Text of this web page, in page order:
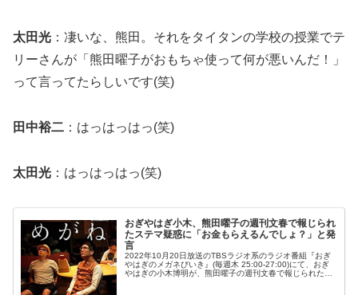
太田光 ：凄いな、熊田。それをタイタンの学校の授業でテ
リーさんが「熊田曜子がおもちゃ使って何が悪いんだ！」
って言ってたらしいです(笑)
田中裕二 ：はっはっはっ(笑)
太田光 ：はっはっはっ(笑)
おぎやはぎ小木、熊田曜子の週刊文春で報じられ
たステマ疑惑に「お金もらえるんでしょ？」と発
言
2022年10月20日放送のTBSラジオ系のラジオ番組『おぎ
やはぎのメガネびいき』(毎週木 25:00-27:00)にて、おぎ
やはぎの小木博明が、熊田曜子の週刊文春で報じられたス